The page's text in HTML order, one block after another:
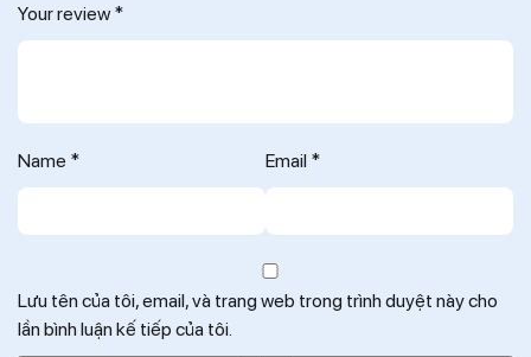
Your review *
Name * Email *
Lưu tên của tôi, email, và trang web trong trình duyệt này cho
lần bình luận kế tiếp của tôi.